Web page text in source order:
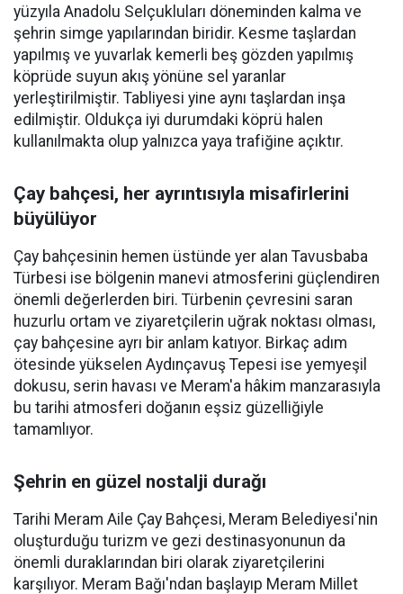
yüzyıla Anadolu Selçukluları döneminden kalma ve
şehrin simge yapılarından biridir. Kesme taşlardan
yapılmış ve yuvarlak kemerli beş gözden yapılmış
köprüde suyun akış yönüne sel yaranlar
yerleştirilmiştir. Tabliyesi yine aynı taşlardan inşa
edilmiştir. Oldukça iyi durumdaki köprü halen
kullanılmakta olup yalnızca yaya trafiğine açıktır.
Çay bahçesi, her ayrıntısıyla misafirlerini
büyülüyor
Çay bahçesinin hemen üstünde yer alan Tavusbaba
Türbesi ise bölgenin manevi atmosferini güçlendiren
önemli değerlerden biri. Türbenin çevresini saran
huzurlu ortam ve ziyaretçilerin uğrak noktası olması,
çay bahçesine ayrı bir anlam katıyor. Birkaç adım
ötesinde yükselen Aydınçavuş Tepesi ise yemyeşil
dokusu, serin havası ve Meram'a hâkim manzarasıyla
bu tarihi atmosferi doğanın eşsiz güzelliğiyle
tamamlıyor.
Şehrin en güzel nostalji durağı
Tarihi Meram Aile Çay Bahçesi, Meram Belediyesi'nin
oluşturduğu turizm ve gezi destinasyonunun da
önemli duraklarından biri olarak ziyaretçilerini
karşılıyor. Meram Bağı'ndan başlayıp Meram Millet